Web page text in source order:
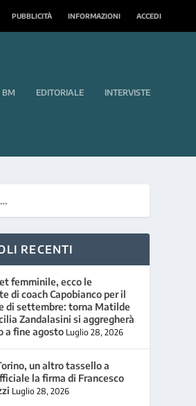
PUBBLICITÀ INFORMAZIONI ACCEDI
BM EDITORIALE INTERVISTE
RECENTI
femminile, ecco le
di coach Capobianco per il
di settembre: torna Matilde
Zandalasini si aggregherà
a fine agosto Luglio 28, 2026
un altro tassello a
la firma di Francesco
Luglio 28, 2026